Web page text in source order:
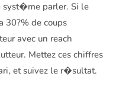
syst�me parler. Si le
30?% de coups
avec un reach
Mettez ces chiffres
et suivez le r�sultat.